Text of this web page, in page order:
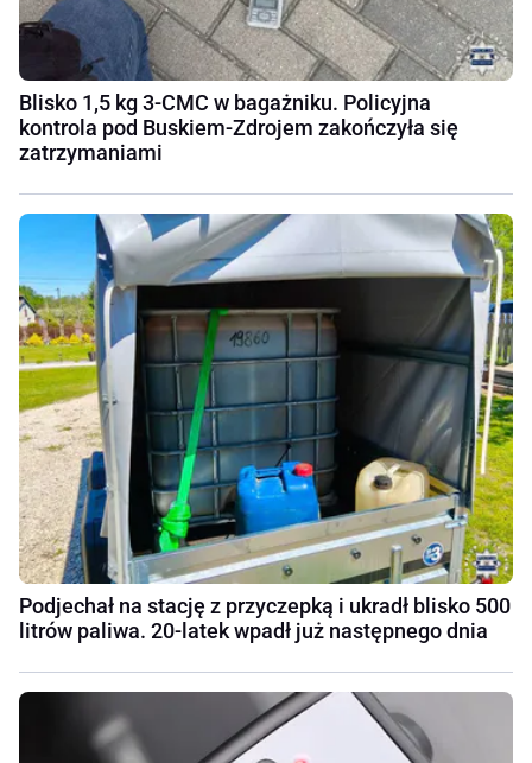
Blisko 1,5 kg 3-CMC w bagażniku. Policyjna
kontrola pod Buskiem-Zdrojem zakończyła się
zatrzymaniami
Podjechał na stację z przyczepką i ukradł blisko 500
litrów paliwa. 20-latek wpadł już następnego dnia